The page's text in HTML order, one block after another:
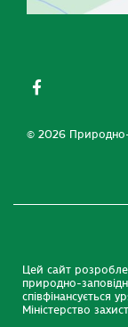
© 2026 Природно-
Цей сайт
природно-
співфінансується
Міністерство